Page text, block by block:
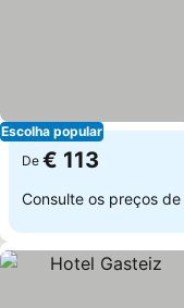
Escolha popular
De € 113
Consulte os preços de